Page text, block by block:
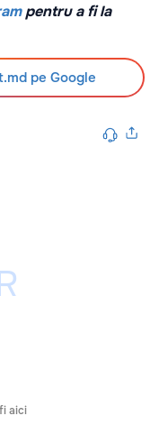
pentru a fi la
pe Google
aici